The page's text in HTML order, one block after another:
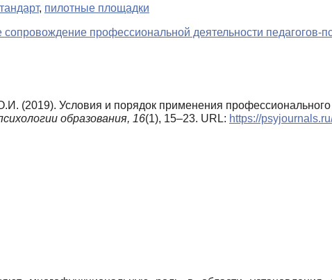
, пилотные площадки
сопровождение профессиональной деятельности педагогов-
(2019). Условия и порядок применения профессионального
образования, 16(1), 15–23. URL: https://